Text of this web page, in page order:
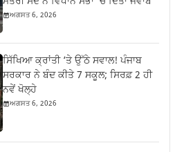
ਅਗਸਤ 6, 2026
ਸਿੱਖਿਆ ਕ੍ਰਾਂਤੀ ‘ਤੇ ਉੱਠੇ ਸਵਾਲ! ਪੰਜਾਬ
ਸਰਕਾਰ ਨੇ ਬੰਦ ਕੀਤੇ 7 ਸਕੂਲ; ਸਿਰਫ਼ 2 ਹੀ
ਨਵੇਂ ਖੋਲ੍ਹੇ
ਅਗਸਤ 6, 2026